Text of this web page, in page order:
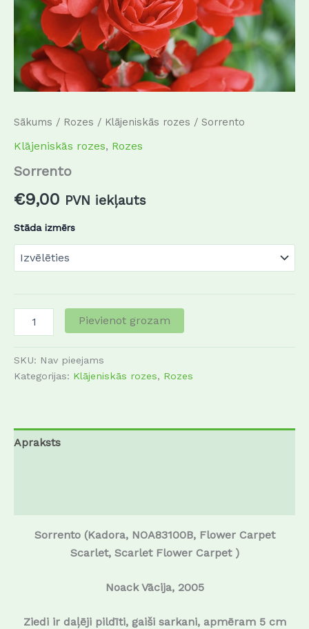
Sākums / Rozes / Klājeniskās rozes / Sorrento
Klājeniskās rozes, Rozes
Sorrento
€9,00 PVN iekļauts
Stāda izmērs
Pievienot grozam
SKU: Nav pieejams
Kategorijas: Klājeniskās rozes, Rozes
Apraksts
Sorrento (Kadora, NOA83100B, Flower Carpet
Scarlet, Scarlet Flower Carpet )
Noack Vācija, 2005
Ziedi ir daļēji pildīti, gaiši sarkani, apmēram 5 cm